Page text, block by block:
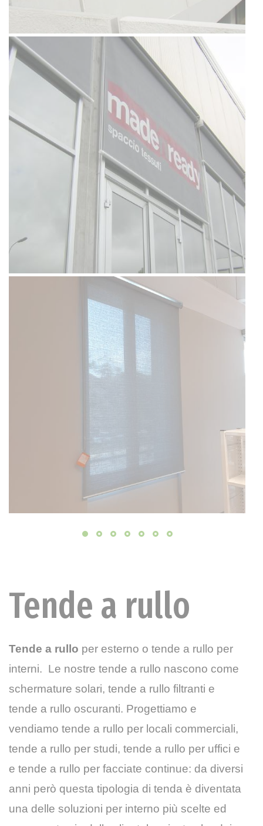
Tende a rullo
Tende a rullo per esterno o tende a rullo per
interni. Le nostre tende a rullo nascono come
schermature solari, tende a rullo filtranti e
tende a rullo oscuranti. Progettiamo e
vendiamo tende a rullo per locali commerciali,
tende a rullo per studi, tende a rullo per uffici e
e tende a rullo per facciate continue: da diversi
anni però questa tipologia di tenda è diventata
una delle soluzioni per interno più scelte ed